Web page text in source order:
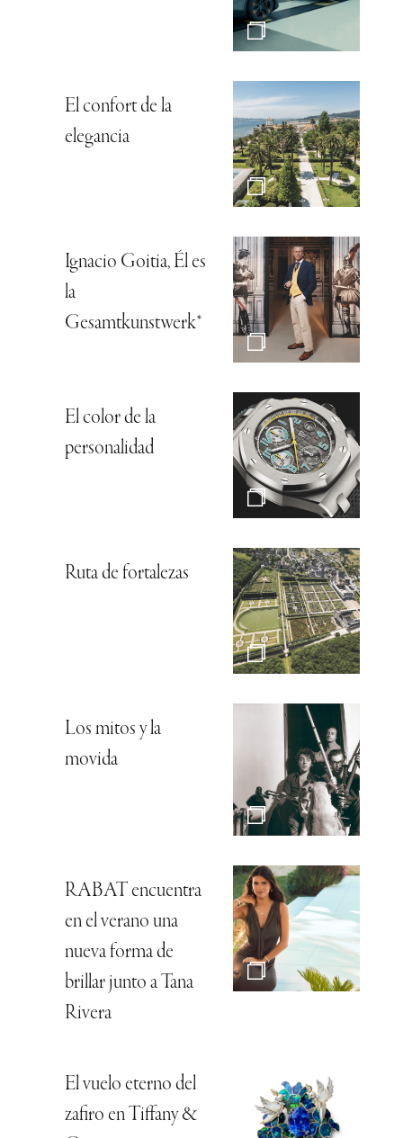
El confort de la
elegancia
Ignacio Goitia, Él es
la
Gesamtkunstwerk*
El color de la
personalidad
Ruta de fortalezas
Los mitos y la
movida
RABAT encuentra
en el verano una
nueva forma de
brillar junto a Tana
Rivera
El vuelo eterno del
zafiro en Tiffany &